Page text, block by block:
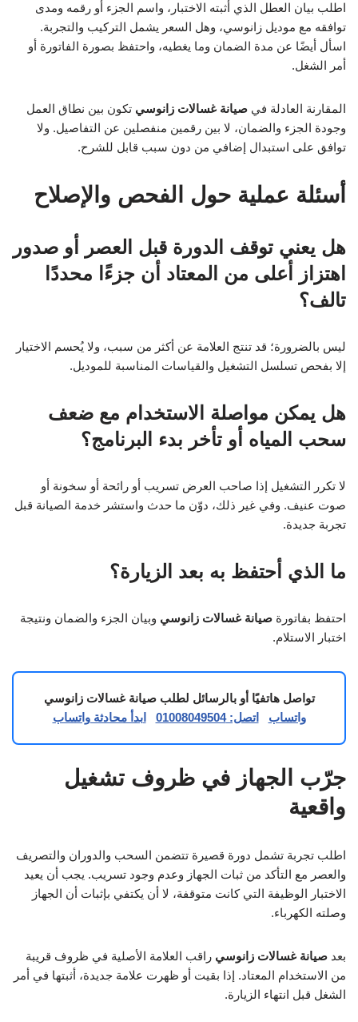
اطلب بيان العطل الذي أثبته الاختبار، واسم الجزء أو رقمه ومدى
توافقه مع موديل زانوسي، وهل السعر يشمل التركيب والتجربة.
اسأل أيضًا عن مدة الضمان وما يغطيه، واحتفظ بصورة الفاتورة أو
أمر الشغل.
المقارنة العادلة في صيانة غسالات زانوسي تكون بين نطاق العمل
وجودة الجزء والضمان، لا بين رقمين منفصلين عن التفاصيل. ولا
توافق على استبدال إضافي من دون سبب قابل للشرح.
أسئلة عملية حول الفحص والإصلاح
هل يعني توقف الدورة قبل العصر أو صدور
اهتزاز أعلى من المعتاد أن جزءًا محددًا
تالف؟
ليس بالضرورة؛ قد تنتج العلامة عن أكثر من سبب، ولا يُحسم الاختيار
إلا بفحص تسلسل التشغيل والقياسات المناسبة للموديل.
هل يمكن مواصلة الاستخدام مع ضعف
سحب المياه أو تأخر بدء البرنامج؟
لا تكرر التشغيل إذا صاحب العرض تسريب أو رائحة أو سخونة أو
صوت عنيف. وفي غير ذلك، دوّن ما حدث واستشر خدمة الصيانة قبل
تجربة جديدة.
ما الذي أحتفظ به بعد الزيارة؟
احتفظ بفاتورة صيانة غسالات زانوسي وبيان الجزء والضمان ونتيجة
اختبار الاستلام.
تواصل هاتفيًا أو بالرسائل لطلب صيانة غسالات زانوسي
واتساب
اتصل: 01008049504 ابدأ محادثة واتساب
جرّب الجهاز في ظروف تشغيل
واقعية
اطلب تجربة تشمل دورة قصيرة تتضمن السحب والدوران والتصريف
والعصر مع التأكد من ثبات الجهاز وعدم وجود تسريب. يجب أن يعيد
الاختبار الوظيفة التي كانت متوقفة، لا أن يكتفي بإثبات أن الجهاز
وصلته الكهرباء.
بعد صيانة غسالات زانوسي راقب العلامة الأصلية في ظروف قريبة
من الاستخدام المعتاد. إذا بقيت أو ظهرت علامة جديدة، أثبتها في أمر
الشغل قبل انتهاء الزيارة.